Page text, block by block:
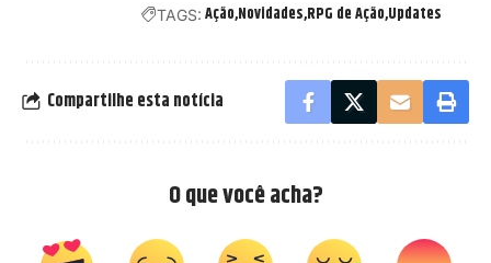
TAGS: Ação Novidades RPG de Ação Updates
Compartilhe esta notícia
O que você acha?